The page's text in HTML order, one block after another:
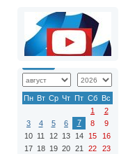
Пн Вт Ср Чт Пт Сб Вс
1
2
3
4 5 6 7 8
9
10 11 12 13 14 15
16
17 18 19 20 21 22
23